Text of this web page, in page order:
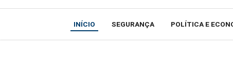
INÍCIO SEGURANÇA POLÍTICA E